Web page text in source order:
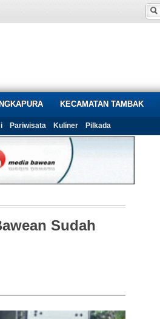
KECAMATAN TAMBAK
Pariwisata Kuliner Pilkada
Sudah